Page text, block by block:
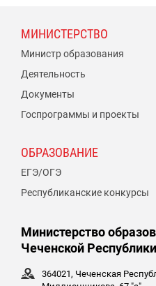
МИНИСТЕРСТВО
Министр образования
Деятельность
Документы
Госпрограммы и проекты
ОБРАЗОВАНИЕ
ЕГЭ/ОГЭ
Республиканские конкурсы
Министерство
Чеченской Республики
364021, Чеченская